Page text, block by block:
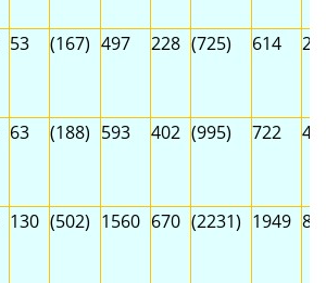
53 (167) 497 228 (725) 614
63 (188) 593 402 (995) 722
130 (502) 1560 670 (2231) 1949